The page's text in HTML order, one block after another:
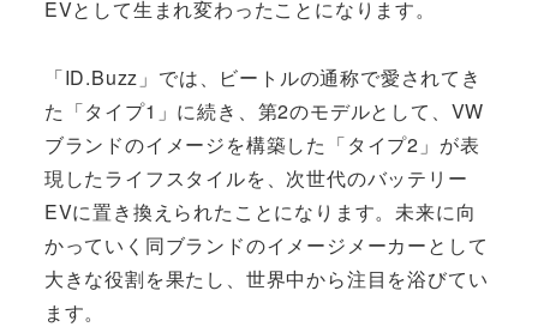
EVとして生まれ変わったことになります。
「ID.Buzz」では、ビートルの通称で愛されてき
た「タイプ1」に続き、第2のモデルとして、VW
ブランドのイメージを構築した「タイプ2」が表
現したライフスタイルを、次世代のバッテリー
EVに置き換えられたことになります。未来に向
かっていく同ブランドのイメージメーカーとして
大きな役割を果たし、世界中から注目を浴びてい
ます。